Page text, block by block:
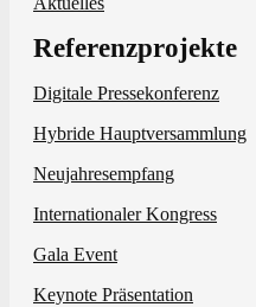
Referenzprojekte
Digitale Pressekonferenz
Hybride Hauptversammlung
Neujahresempfang
Internationaler Kongress
Gala Event
Keynote Präsentation